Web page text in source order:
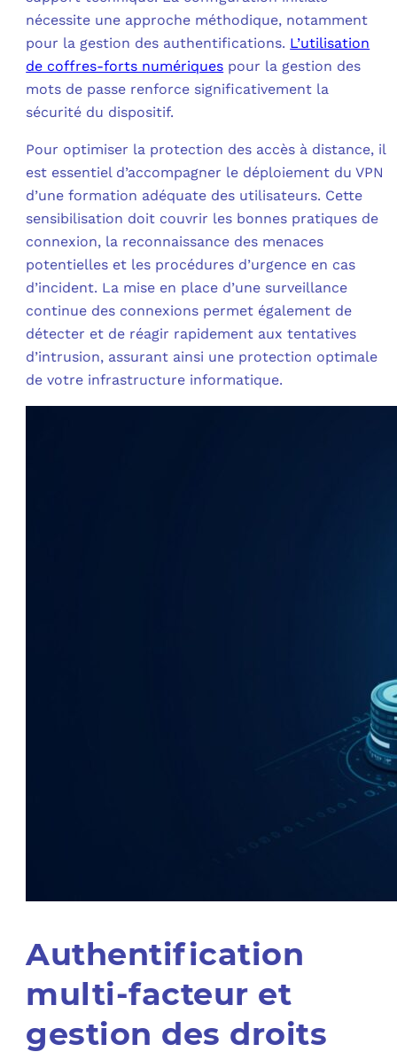
nécessite une approche méthodique, notamment
pour la gestion des authentifications. L’utilisation
de coffres-forts numériques pour la gestion des
mots de passe renforce significativement la
sécurité du dispositif.
Pour optimiser la protection des accès à distance, il
est essentiel d’accompagner le déploiement du VPN
d’une formation adéquate des utilisateurs. Cette
sensibilisation doit couvrir les bonnes pratiques de
connexion, la reconnaissance des menaces
potentielles et les procédures d’urgence en cas
d’incident. La mise en place d’une surveillance
continue des connexions permet également de
détecter et de réagir rapidement aux tentatives
d’intrusion, assurant ainsi une protection optimale
de votre infrastructure informatique.
Authentification
multi-facteur et
gestion des droits